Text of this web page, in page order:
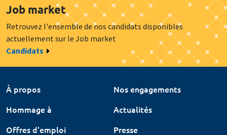
Job market
Retrouvez l'ensemble de nos candidats disponibles
actuellement sur le Job market
Candidats
À propos
Nos engagements
Hommage à
Actualités
Offres d'emploi
Presse